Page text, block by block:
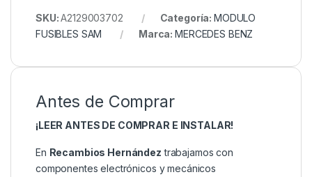
SKU:A2129003702 Categoría: MODULO
FUSIBLES SAM
Marca:MERCEDES BENZ
Antes de Comprar
¡LEER ANTES DE COMPRAR E INSTALAR!
En Recambios Hernández trabajamos con
componentes electrónicos y mecánicos